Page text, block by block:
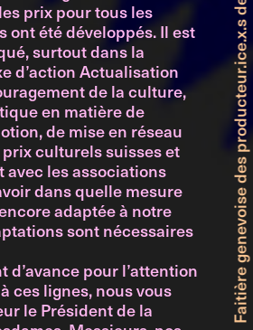
prix pour tous les
ont été développés. Il est
surtout dans la
d’action Actualisation
de la culture,
en matière de
de mise en réseau
prix culturels suisses et
avec les associations
dans quelle mesure
adaptée à notre
sont nécessaires
d’avance pour l’attention
ces lignes, nous vous
le Président de la